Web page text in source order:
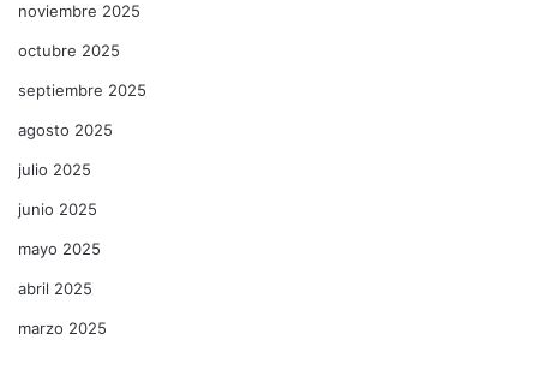
noviembre 2025
octubre 2025
septiembre 2025
agosto 2025
julio 2025
junio 2025
mayo 2025
abril 2025
marzo 2025